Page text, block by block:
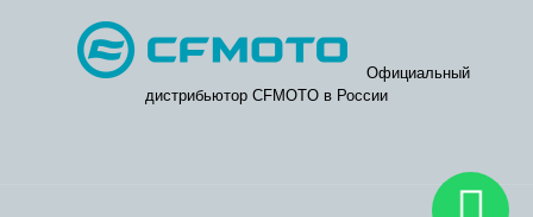
Официальный
дистрибьютор CFMOTO в России